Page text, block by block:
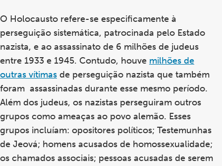
O Holocausto refere-se especificamente à
perseguição sistemática, patrocinada pelo Estado
nazista, e ao assassinato de 6 milhões de judeus
entre 1933 e 1945. Contudo, houve milhões de
outras vítimas de perseguição nazista que também
foram assassinadas durante esse mesmo período.
Além dos judeus, os nazistas perseguiram outros
grupos como ameaças ao povo alemão. Esses
grupos incluíam: opositores políticos; Testemunhas
de Jeová; homens acusados de homossexualidade;
os chamados associais; pessoas acusadas de serem